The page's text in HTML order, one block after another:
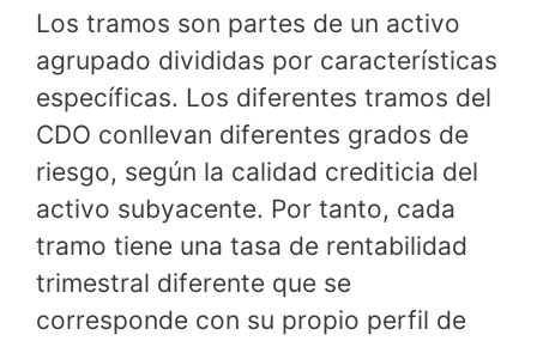
Los tramos son partes de un activo
agrupado divididas por características
específicas. Los diferentes tramos del
CDO conllevan diferentes grados de
riesgo, según la calidad crediticia del
activo subyacente. Por tanto, cada
tramo tiene una tasa de rentabilidad
trimestral diferente que se
corresponde con su propio perfil de